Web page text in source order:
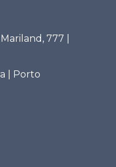
777 |
| Porto